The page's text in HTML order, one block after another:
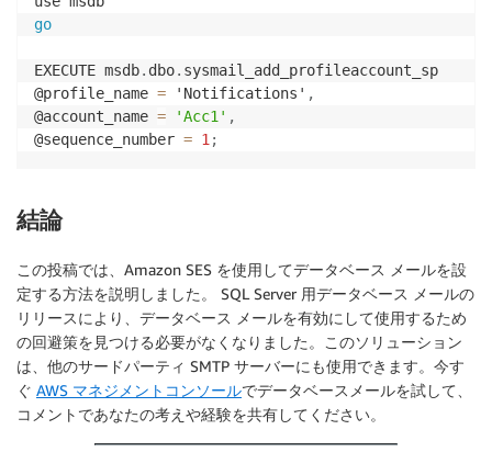
go
EXECUTE msdb. dbo. sysmail_add_profileaccount_sp
@profile_name = 'Notifications' ,
@account_name = 'Acc1' ,
@sequence_number = 1 ;
結論
この投稿では、Amazon SES を使用してデータベース メールを設
定する方法を説明しました。 SQL Server 用データベース メールの
リリースにより、データベース メールを有効にして使用するため
の回避策を見つける必要がなくなりました。このソリューション
は、他のサードパーティ SMTP サーバーにも使用できます。今す
ぐ AWS マネジメントコンソールでデータベースメールを試して、
コメントであなたの考えや経験を共有してください。